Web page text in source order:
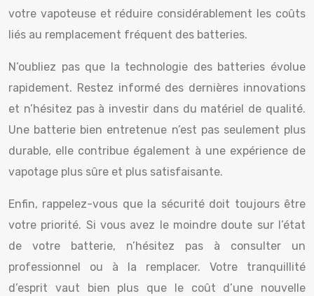
votre vapoteuse et réduire considérablement les coûts
liés au remplacement fréquent des batteries.
N’oubliez pas que la technologie des batteries évolue
rapidement. Restez informé des dernières innovations
et n’hésitez pas à investir dans du matériel de qualité.
Une batterie bien entretenue n’est pas seulement plus
durable, elle contribue également à une expérience de
vapotage plus sûre et plus satisfaisante.
Enfin, rappelez-vous que la sécurité doit toujours être
votre priorité. Si vous avez le moindre doute sur l’état
de votre batterie, n’hésitez pas à consulter un
professionnel ou à la remplacer. Votre tranquillité
d’esprit vaut bien plus que le coût d’une nouvelle